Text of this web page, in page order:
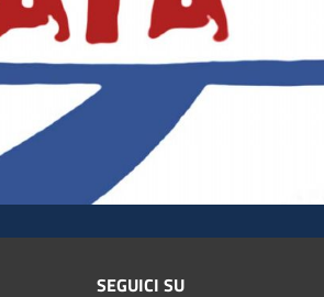
SEGUICI SU